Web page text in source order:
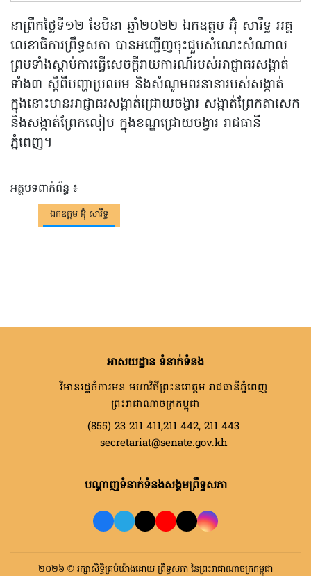
នាព្រឹកថ្ងៃទី១២ ខែមីនា ឆ្នាំ២០២២ ឯកឧត្តម អ៊ុំ សារឹទ្ធ អគ្គ
លេខាធិការព្រឹទ្ធសភា បានអញ្ជើញចុះជួបសំណេះសំណាល
ព្រមទាំងស្តាប់ការធ្វើសេចក្តីរាយការណ៍របស់អាជ្ញាធរសង្កាត់
ទាំង៣ ស្តីពីបញ្ហាប្រឈម និងសំណូមពរនានារបស់សង្កាត់
ក្នុងនោះមានអាជ្ញាធរសង្កាត់ជ្រោយចង្វារ សង្កាត់ព្រែកតាសេក
និងសង្កាត់ព្រែកលៀប ក្នុងខណ្ឌជ្រោយចង្វារ រាជធានី
ភ្នំពេញ។
អត្ថបទពាក់ព័ន្ធ ៖
ឯកឧត្តម អ៊ុំ សារឹទ្ធ
អាសយដ្ឋាន ទំនាក់ទំនង
វិមានរដ្ឋចំការមន មហាវិថីព្រះនរោត្តម រាជធានីភ្នំពេញ
ព្រះរាជាណាចក្រកម្ពុជា
(855) 23 211 411,211 442, 211 443
secretariat@senate.gov.kh
បណ្តាញទំនាក់ទំនងសង្គមព្រឹទ្ធសភា
២០២៦ © រក្សាសិទ្ធិគ្រប់យ៉ាងដោយ ព្រឹទ្ធសភា នៃព្រះរាជាណាចក្រកម្ពុជា